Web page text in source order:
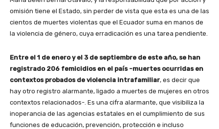
omisión tiene el Estado, sin perder de vista que esta es una de las
cientos de muertes violentas que el Ecuador suma en manos de
la violencia de género, cuya erradicación es una tarea pendiente.
Entre el 1 de enero y el 3 de septiembre de este año, se han
registrado 206 femicidios en el país -muertes ocurridas en
contextos probados de violencia intrafamiliar, es decir que
hay otro registro alarmante, ligado a muertes de mujeres en otros
contextos relacionados-. Es una cifra alarmante, que visibiliza la
inoperancia de las agencias estatales en el cumplimiento de sus
funciones de educación, prevención, protección e incluso